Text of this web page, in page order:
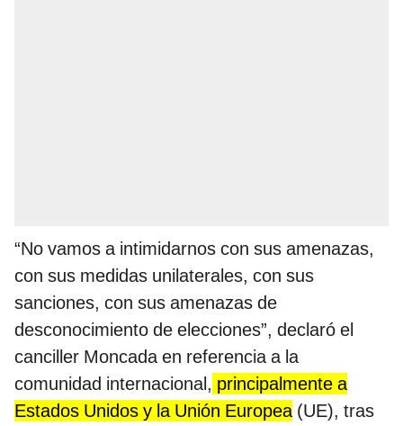
“No vamos a intimidarnos con sus amenazas,
con sus medidas unilaterales, con sus
sanciones, con sus amenazas de
desconocimiento de elecciones”, declaró el
canciller Moncada en referencia a la
comunidad internacional, principalmente a
Estados Unidos y la Unión Europea(UE), tras